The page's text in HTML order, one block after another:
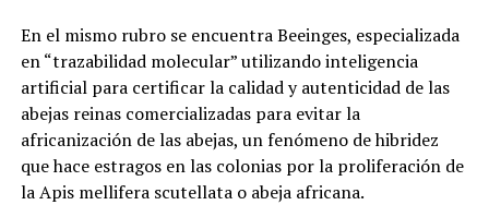
En el mismo rubro se encuentra Beeinges, especializada
en “trazabilidad molecular” utilizando inteligencia
artificial para certificar la calidad y autenticidad de las
abejas reinas comercializadas para evitar la
africanización de las abejas, un fenómeno de hibridez
que hace estragos en las colonias por la proliferación de
la Apis mellifera scutellata o abeja africana.